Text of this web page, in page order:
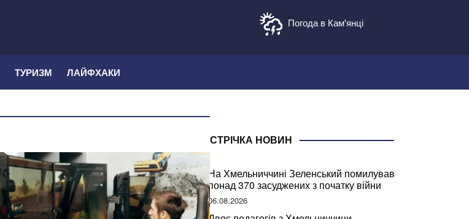
Погода в Кам'янці
ТУРИЗМ ЛАЙФХАКИ
СТРІЧКА НОВИН
На Хмельниччині Зеленський помилував
понад 370 засуджених з початку війни
06.08.2026